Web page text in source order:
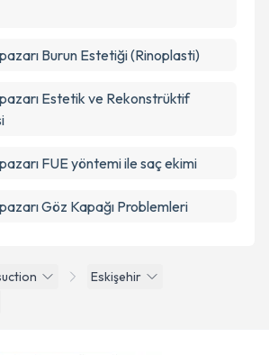
Eskişehir
Burun Estetiği (Rinoplasti)
Estetik ve Rekonstrüktif
FUE yöntemi ile saç ekimi
Göz Kapağı Problemleri